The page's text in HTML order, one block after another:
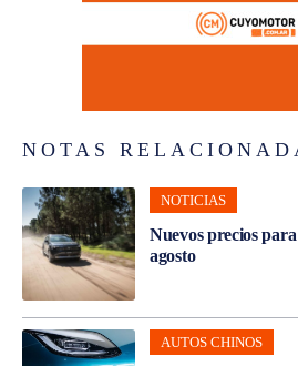
NOTAS
NOTICIAS
Nuevos precios
agosto
AUTOS CHINOS